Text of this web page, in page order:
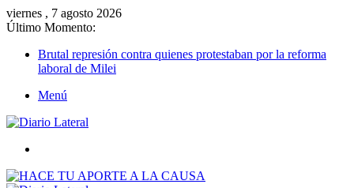
viernes , 7 agosto 2026
Último Momento:
Brutal represión contra quienes protestaban por la reforma
laboral de Milei
Menú